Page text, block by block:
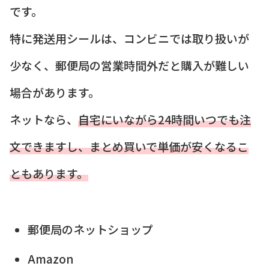
です。
特に発送用シールは、コンビニでは取り扱いが
少なく、郵便局の営業時間外だと購入が難しい
場合があります。
ネットなら、 自宅にいながら24時間いつでも注
文できますし、まとめ買いで単価が安くなるこ
ともあります。
郵便局のネットショップ
Amazon